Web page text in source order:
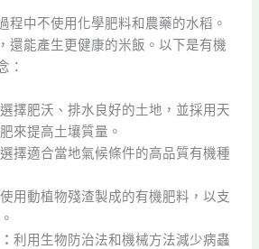
程中不使用化學肥料和農藥的水稻。
還能產生更健康的米飯。以下是有機
：
選擇肥沃、排水良好的土地，並採用天
來提高土壤質量。
選擇適合當地氣候條件的高品質有機種
使用動植物殘渣製成的有機肥料，以支
利用生物防治法和機械方法減少病蟲